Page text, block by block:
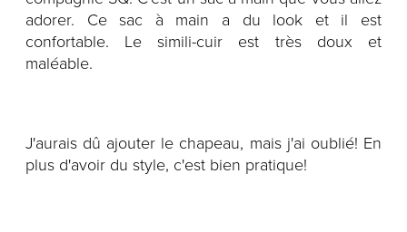
adorer. Ce sac à main a du look et il est
confortable. Le simili-cuir est très doux et
maléable.
J'aurais dû ajouter le chapeau, mais j'ai oublié! En
plus d'avoir du style, c'est bien pratique!